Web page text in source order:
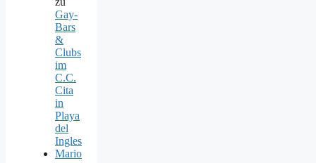
Gay-
Bars
&
Clubs
im
C.C.
Cita
in
Playa
del
Ingles
Mario